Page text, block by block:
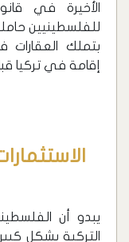
الأخيرة في
للفلسطينيين
بتملك
إقامة في تركيا
يبدو أن
التركية بشكل